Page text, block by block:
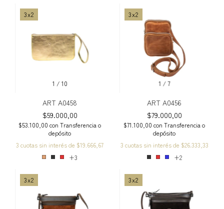
1 / 10
3x2
ART A0458
$59.000,00
$53.100,00 con Transferencia o
depósito
3 cuotas sin interés de $19.666,67
+3
1 /7
3x2
ART A0456
$79.000,00
$71.100,00 con Transferencia o
depósito
3 cuotas sin interés de $26.333,33
+2
3x2 3x2